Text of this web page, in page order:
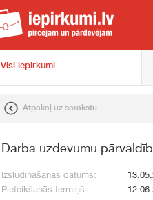
Visi iepirkumi
Atpakaļ uz sarakstu
Darba uzdevumu
Izsludināšanas datums:
Pieteikšanās termiņš: